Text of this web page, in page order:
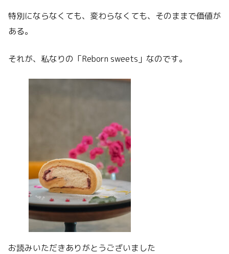
特別にならなくても、変わらなくても、そのままで価値が
ある。
それが、私なりの「Reborn sweets」なのです。
お読みいただきありがとうございました